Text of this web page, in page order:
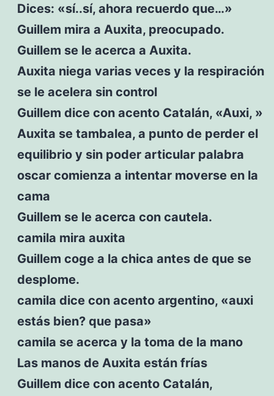
Dices: «sí..sí, ahora recuerdo que…»
Guillem mira a Auxita, preocupado.
Guillem se le acerca a Auxita.
Auxita niega varias veces y la respiración
se le acelera sin control
Guillem dice con acento Catalán, «Auxi, »
Auxita se tambalea, a punto de perder el
equilibrio y sin poder articular palabra
oscar comienza a intentar moverse en la
cama
Guillem se le acerca con cautela.
camila mira auxita
Guillem coge a la chica antes de que se
desplome.
camila dice con acento argentino, «auxi
estás bien? que pasa»
camila se acerca y la toma de la mano
Las manos de Auxita están frías
Guillem dice con acento Catalán,